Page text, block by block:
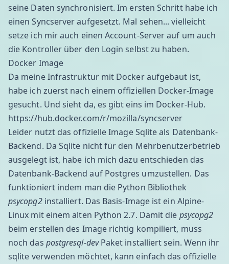
seine Daten synchronisiert. Im ersten Schritt habe ich
einen Syncserver aufgesetzt. Mal sehen... vielleicht
setze ich mir auch einen Account-Server auf um auch
die Kontroller über den Login selbst zu haben.
Docker Image
Da meine Infrastruktur mit Docker aufgebaut ist,
habe ich zuerst nach einem offiziellen Docker-Image
gesucht. Und sieht da, es gibt eins im Docker-Hub.
https://hub.docker.com/r/mozilla/syncserver
Leider nutzt das offizielle Image Sqlite als Datenbank-
Backend. Da Sqlite nicht für den Mehrbenutzerbetrieb
ausgelegt ist, habe ich mich dazu entschieden das
Datenbank-Backend auf Postgres umzustellen. Das
funktioniert indem man die Python Bibliothek
psycopg2installiert. Das Basis-Image ist ein Alpine-
Linux mit einem alten Python 2.7. Damit die psycopg2
beim erstellen des Image richtig kompiliert, muss
noch das postgresql-devPaket installiert sein. Wenn ihr
sqlite verwenden möchtet, kann einfach das offizielle